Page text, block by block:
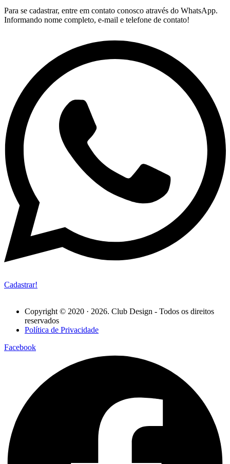
Para se cadastrar, entre em contato conosco através do WhatsApp.
Informando nome completo, e-mail e telefone de contato!
Cadastrar!
Copyright © 2020 · 2026. Club Design - Todos os direitos
reservados
Política de Privacidade
Facebook